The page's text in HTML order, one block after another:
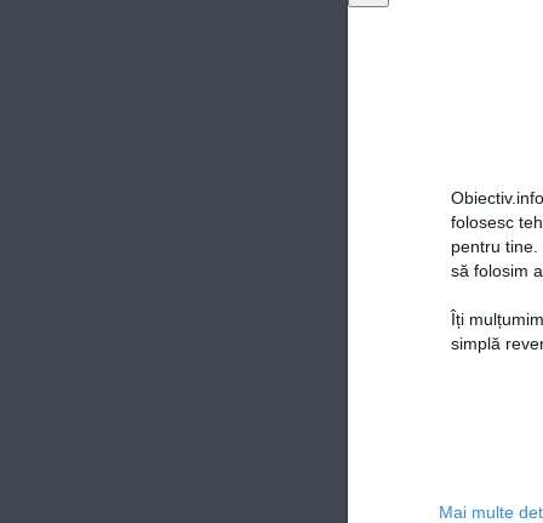
folosesc
pentru
să folosim
Îți
simplă
Mai multe